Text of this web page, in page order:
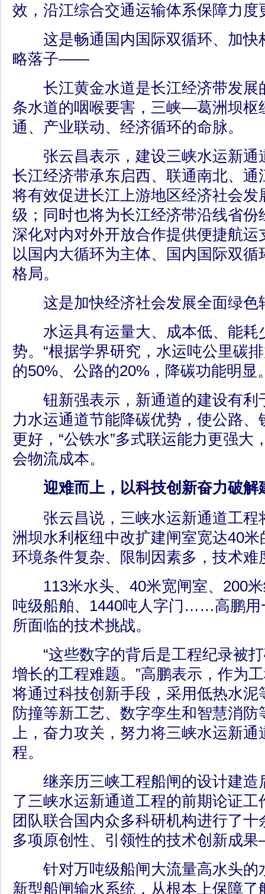
效，沿江综合交通运输体系保障力度
这是畅通国内国际双循环、加快
略落子——
长江黄金水道是长江经济带发展
条水道的咽喉要害，三峡—葛洲坝枢
通、产业联动、经济循环的命脉。
张云昌表示，建设三峡水运新通
长江经济带承东启西、联通南北、通
将有效促进长江上游地区经济社会发
级；同时也将为长江经济带沿线省份
深化对内对外开放合作提供便捷航运
以国内大循环为主体、国内国际双
格局。
这是加快经济社会发展全面绿
水运具有运量大、成本低、能耗
势。“根据学界研究，水运吨公里碳
的50%、公路的20%，降碳功能明显
钮新强表示，新通道的建设有利
力水运通道节能降碳优势，使公路
更好，“公铁水”多式联运能力更强大
会物流成本。
迎难而上，以科技创新奋力破解
张云昌说，三峡水运新通道工程
洲坝水利枢纽中改扩建闸室宽达40
环境条件复杂、限制因素多，技术难
113米水头、40米宽闸室、200米
吨级船舶、1440吨人字门……高鹏用
所面临的技术挑战。
“这些数字的背后是工程纪录被打
增长的工程难题。”高鹏表示，作为
将通过科技创新手段，采用低热水泥
防撞等新工艺、数字孪生和智慧消
上，奋力攻关，努力将三峡水运新通
程。
继亲历三峡工程船闸的设计建造
了三峡水运新通道工程的前期论证
团队联合国内众多科研机构进行了
多项原创性、引领性的技术创新成
针对万吨级船闸大流量高水头的
新型船闸输水系统，从根本上保障